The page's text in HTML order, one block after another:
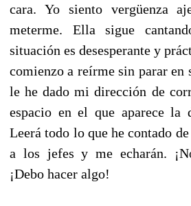
cara. Yo siento vergüenza
meterme. Ella sigue
situación es desesperante y
comienzo a reírme sin parar en
le he dado mi dirección de
espacio en el que aparece la
Leerá todo lo que he contado
a los jefes y me echarán.
¡Debo hacer algo!